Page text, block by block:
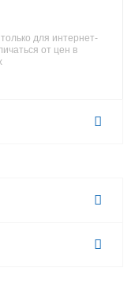
для интернет-
от цен в